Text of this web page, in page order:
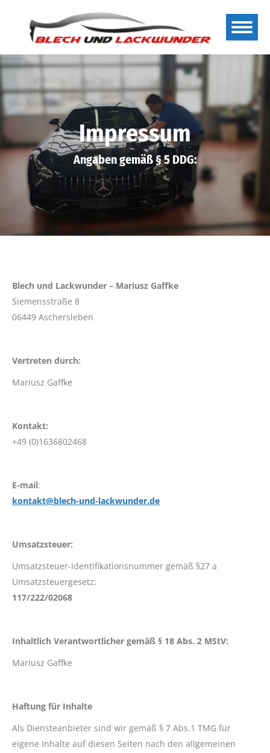
Impressum
Angaben gemäß § 5 DDG:
Blech und Lackwunder – Mariusz Gaffke
Siemensstraße 8
06449 Aschersleben
Vertreten durch:
Mariusz Gaffke
Kontakt:
+49 (0)1636802468
E-mail:
kontakt@blech-und-lackwunder.de
Umsatzsteuer:
Umsatzsteuer-Identifikationsnummer gemäß §27 a
Umsatzsteuergesetz:
117/222/02068
Inhaltlich Verantwortlicher gemäß § 18 Abs. 2 MStV:
Mariusz Gaffke
Haftung für Inhalte
Als Diensteanbieter sind wir gemäß § 7 Abs.1 TMG für
eigene Inhalte auf diesen Seiten nach den allgemeinen